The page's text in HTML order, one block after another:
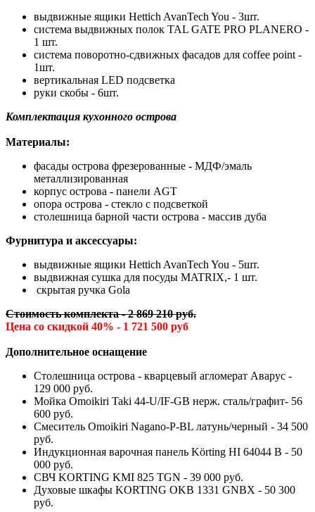
выдвижные ящики Hettich AvanTech You - 3шт.
система выдвижных полок TAL GATE PRO PLANERO -
1 шт.
система поворотно-сдвижных фасадов для coffee point -
1шт.
вертикальная LED подсветка
руки скобы - 6шт.
Комплектация кухонного острова
Материалы:
фасады острова фрезерованные - МДФ/эмаль
металлизированная
корпус острова - панели AGT
опора острова - стекло с подсветкой
столешница барной части острова - массив дуба
Фурнитура и аксессуары:
выдвижные ящики Hettich AvanTech You - 5шт.
выдвижная сушка для посуды MATRIX,- 1 шт.
скрытая ручка Gola
Cтоимость комплекта - 2 869 210 руб.
Цена со скидкой 40% - 1 721 500 руб
Дополнительное оснащение
Столешница острова - кварцевый агломерат Аварус -
129 000 руб.
Мойка Omoikiri Taki 44-U/IF-GB нерж. сталь/графит- 56
600 руб.
Смеситель Omoikiri Nagano-P-BL латунь/черный - 34 500
руб.
Индукционная варочная панель Körting HI 64044 B - 50
000 руб.
СВЧ KORTING KMI 825 TGN - 39 000 руб.
Духовые шкафы KORTING OKB 1331 GNBX - 50 300
руб.